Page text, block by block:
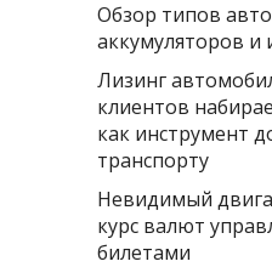
Обзор типов
аккумуляторов и
Лизинг
клиентов
как инструмент
транспорту
Невидимый
курс валют
билетами